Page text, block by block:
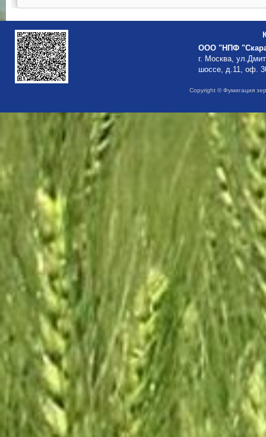
ООО "НПФ
г. Москва,
шоссе, д.11, оф.
Copyright © Фумигация